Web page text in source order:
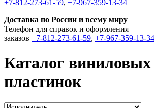
+7-812-273-61-59, +7-967-359-13-34
Доставка по России и всему миру
Телефон для справок и оформления
заказов +7-812-273-61-59, +7-967-359-13-34
Каталог виниловых
пластинок